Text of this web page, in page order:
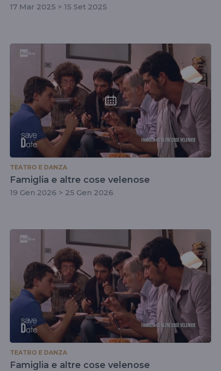
17 Mar 2025 > 15 Set 2025
TEATRO E DANZA
Famiglia e altre cose velenose
19 Gen 2026 > 25 Gen 2026
TEATRO E DANZA
Famiglia e altre cose velenose